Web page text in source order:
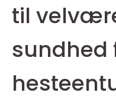
til
sundhed